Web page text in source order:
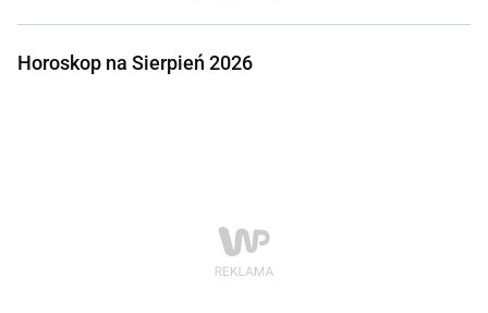
Horoskop na Sierpień 2026